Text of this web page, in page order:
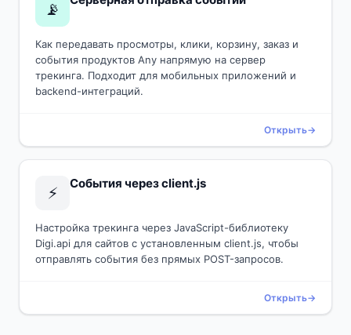
📡
Как передавать просмотры, клики, корзину, заказ и
события продуктов Any напрямую на сервер
трекинга. Подходит для мобильных приложений и
backend-интеграций.
Открыть
⚡
События через client.js
Настройка трекинга через JavaScript-библиотеку
Digi.api для сайтов с установленным client.js, чтобы
отправлять события без прямых POST-запросов.
Открыть